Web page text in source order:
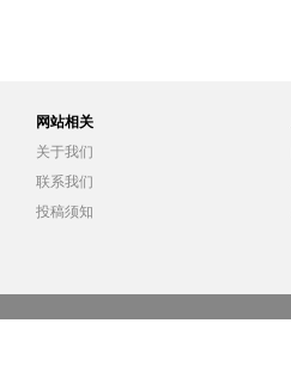
网站相关
关于我们
联系我们
投稿须知